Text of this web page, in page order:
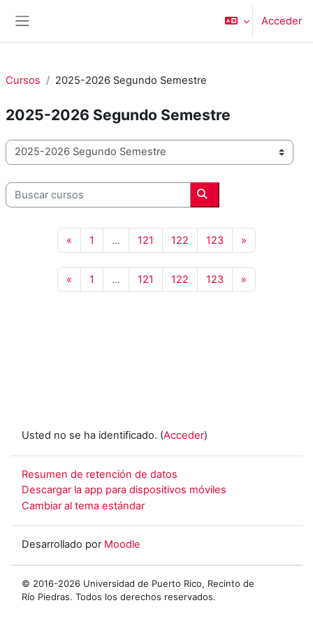
Acceder
Cursos 2025-2026 Segundo Semestre
2025-2026 Segundo Semestre
Categorías
Buscar cursos
Buscar cursos
« Página anterior
1 Página 1
… 121 Página 121
122 Página 122
123Página 123
»
« Página anterior
1 Página 1
… 121 Página 121
122 Página 122
123Página 123
»
Usted no se ha identificado. (Acceder)
Resumen de retención de datos
Descargar la app para dispositivos móviles
Cambiar al tema estándar
Desarrollado por Moodle
© 2016-2026 Universidad de Puerto Rico, Recinto de
Río Piedras. Todos los derechos reservados.